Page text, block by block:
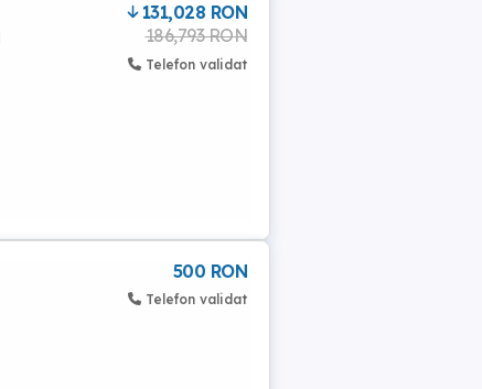
131,028 RON
186,793 RON
Telefon validat
500 RON
Telefon validat